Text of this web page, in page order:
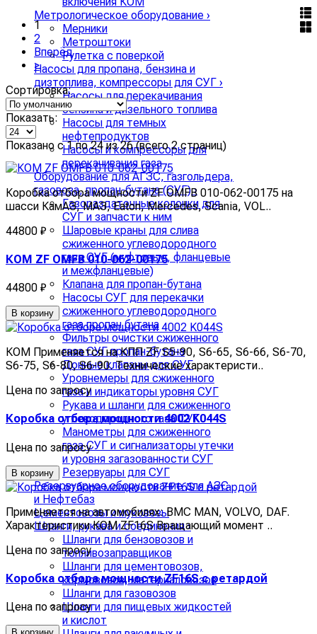
Метрологическое оборудование ›
Мерники
Метроштоки
Рулетка с поверкой
Насосы для пропана, бензина и
дизтоплива, компрессоры для СУГ ›
Насосы для перекачивания
бензина и дизельного топлива
Насосы для темных
нефтепродуктов
Насосы и компрессоры для
перекачивания газа
Оборудование для АГЗС, газгольдера,
газовоза, пропан-бутана (СУГ)›
Газораздаточные колонки для
СУГ и запчасти к ним
Шаровые краны для слива
сжиженного углеводородного
газа СУГ (муфтовые, фланцевые
и межфланцевые)
Клапана для пропан-бутана
Насосы СУГ для перекачки
сжиженного углеводородного
газа пропан бутана
Фильтры очистки сжиженного
газа СУГ пропан-бутана
Донные клапаны для СУГ
Уровнемеры для сжиженного
газа и индикаторы уровня СУГ
Рукава и шланги для сжиженного
углеводородного газа СУГ
Манометры для сжиженного
газа СУГ и сигнализаторы утечки
и уровня загазованности СУГ
Резервуары для СУГ
Резервуарное оборудование для АЗС
и Нефтебаз
Цементовозы и муковозы
Шланги, рукава и соединения›
Шланги для бензовозов и
топливозаправщиков
Шланги для цементовозов,
кормовозов, материаловозов
Шланги для газовозов
Шланги для пищевых жидкостей
и кислот
1
2
Вперёд
>
Сортировка:
Показать:
Показано с 1 по 24 из 26 (всего 2 страниц)
Коробка отбора мощности ZF OMFB 010-062-00175 на
шасси КамАЗ, МАЗ, Eaton, Mercedes, Scania, VOL..
44800 ₽
КОМ ZF OMFB 010-062-00175
44800 ₽
В корзину
КОМ Применяется на КПП ZF S5-90, S6-65, S6-66, S6-70,
S6-75, S6-80, S6-90. Технические характеристи..
Цена по запросу
Коробка отбора мощности 4002 K044S
Цена по запросу
В корзину
Применяется на автомобилях: BMC MAN, VOLVO, DAF.
Характеристики КОМ ZF16S Вращающий момент ..
Цена по запросу
Коробка отбора мощности ZF16S с ретардой
Цена по запросу